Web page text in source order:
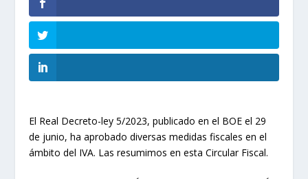
El Real Decreto-ley 5/2023, publicado en el BOE el 29
de junio, ha aprobado diversas medidas fiscales en el
ámbito del IVA. Las resumimos en esta Circular Fiscal.